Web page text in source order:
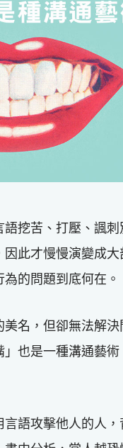
挖苦、打壓、諷
此才慢慢演變成
的問題到底何在。
名，但卻無法解
也是一種溝通藝術
語攻擊他人的人